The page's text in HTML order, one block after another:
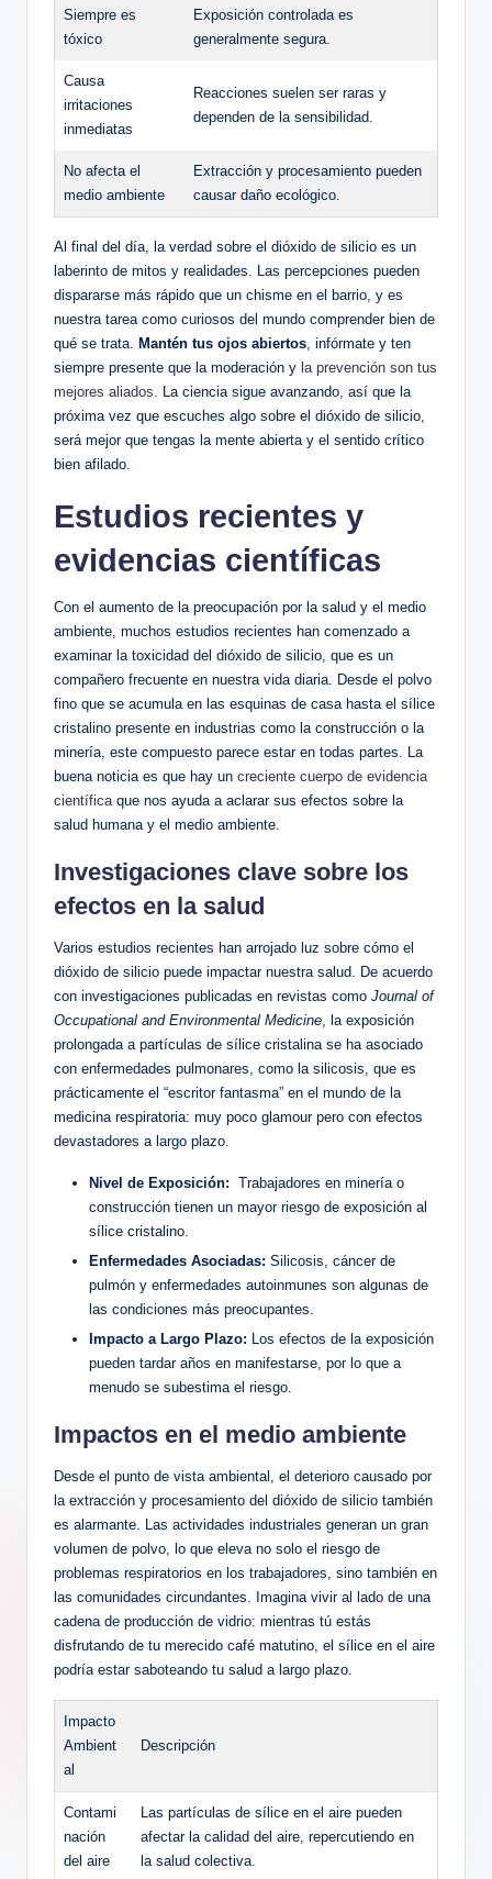
Siempre es
tóxico
Exposición​ controlada es‍
generalmente segura.
Causa⁣
irritaciones
inmediatas
Reacciones suelen ser raras y
dependen‌ de la sensibilidad.
No afecta⁣ el
medio ambiente
Extracción y procesamiento ‌pueden
causar⁤ daño ecológico.
Al‌ final del día, la verdad sobre‌ el ​dióxido de silicio es ​un
laberinto​ de mitos y realidades. Las‌ percepciones pueden
⁢dispararse más‍ rápido​ que un chisme en el barrio, y es
⁢nuestra ‌tarea como curiosos del mundo comprender bien de
​qué se trata.
Mantén tus⁣ ojos abiertos , infórmate ‌y ten
siempre⁤ presente que la⁣ moderación y ‍ la prevención son tus
mejores aliados . La ​ciencia sigue avanzando, así que ⁢la
⁣próxima vez que escuches algo sobre el dióxido de silicio,
será mejor⁤ que​ tengas la mente abierta y el sentido crítico
bien afilado.
Estudios recientes y
evidencias científicas
Con el⁣ aumento de la preocupación‌ por la salud y el medio
‌ambiente,‌ muchos estudios recientes han comenzado‍ a
examinar la toxicidad del dióxido de silicio, que ⁢es un
compañero frecuente en nuestra vida ‍diaria. Desde el polvo
fino ​que se ⁤acumula en las esquinas ​de casa ⁤hasta el sílice‌
cristalino presente‍ en industrias como la construcción o la‍
minería, este ‌compuesto parece estar en todas partes. La
buena noticia es que hay ⁤un creciente cuerpo de evidencia
científica que ⁤nos ayuda⁣ a aclarar ​sus efectos sobre la
salud humana y el medio ambiente.
Investigaciones clave sobre los
efectos ‌en la salud
Varios estudios recientes han arrojado luz sobre cómo el
dióxido ‍de silicio⁤ puede impactar nuestra salud.⁤ De acuerdo
con investigaciones publicadas en⁢ revistas como⁢ Journal of
Occupational and Environmental Medicine , la exposición
prolongada a‍ partículas​ de sílice cristalina se ha⁣ asociado
con enfermedades ⁢pulmonares, como ⁣la silicosis,⁤ que es
prácticamente el “escritor fantasma” ‌en ‌el mundo de la
medicina respiratoria: muy poco glamour pero ‍con efectos
devastadores a largo plazo.
Nivel de ‌Exposición: ‌ Trabajadores​ en minería o
construcción ‍tienen⁢ un ⁢mayor riesgo de exposición al
sílice cristalino.
Enfermedades Asociadas: Silicosis, cáncer de
pulmón y enfermedades autoinmunes son‌ algunas de
las condiciones más‍ preocupantes.
Impacto a Largo Plazo: Los efectos de ⁤la exposición
pueden ⁤tardar años en manifestarse, por lo​ que a
menudo se subestima el riesgo.
Impactos en el medio ambiente
Desde el punto de vista ambiental, el ‌deterioro ⁢causado por
‌la ‍extracción y procesamiento del dióxido de silicio también
es alarmante. Las actividades industriales generan ‌un gran
‍volumen de polvo, lo​ que eleva no solo el riesgo de⁣
problemas respiratorios en los trabajadores, sino ‍también en
las comunidades ⁣circundantes. Imagina vivir al lado de una
cadena ⁣de producción⁢ de vidrio: ​mientras tú estás
disfrutando de tu‌ merecido​ café⁤ matutino, el sílice en⁢ el aire
podría estar saboteando tu ⁣salud a largo plazo.
Impacto
Ambient
al
Descripción
Contami
nación
del aire
Las partículas⁣ de sílice en el aire pueden
afectar la calidad del aire, repercutiendo en
la salud colectiva.